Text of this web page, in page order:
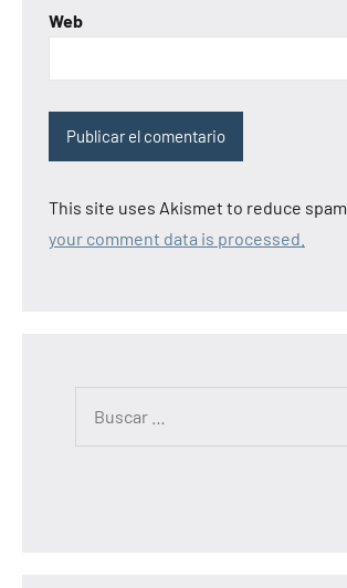
Web
This site uses Akismet to reduce spam.
your comment data is processed.